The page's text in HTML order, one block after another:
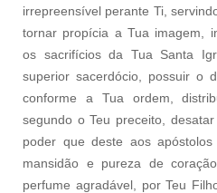
irrepreensível perante Ti,
tornar propícia a Tua imagem,
os sacrifícios da Tua Santa
superior sacerdócio, possuir o
conforme a Tua ordem,
segundo o Teu preceito,
poder que deste aos
mansidão e pureza de
perfume agradável, por Teu